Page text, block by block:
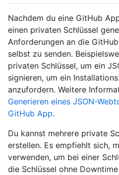
Nachdem du eine GitHub
einen privaten Schlüssel
Anforderungen an die
selbst zu senden.
privaten Schlüssel, um ein
signieren, um ein
anzufordern. Weitere
Generieren eines JSON-
GitHub App.
Du kannst mehrere private
erstellen. Es empfiehlt sich,
verwenden, um bei einer
die Schlüssel ohne